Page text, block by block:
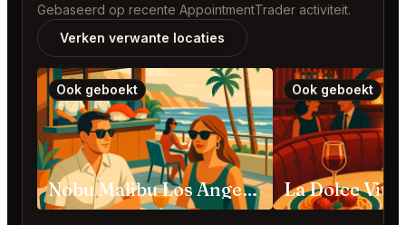
Gebaseerd op recente AppointmentTrader activiteit.
Verken verwante locaties
Ook geboekt
Nobu Malibu Los Angeles
Ook geboekt